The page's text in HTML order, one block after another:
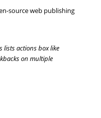
source web publishing
lists actions box like
on multiple